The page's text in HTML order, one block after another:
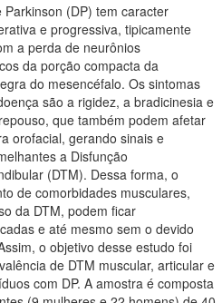
Parkinson (DP) tem caracter
e progressiva, tipicamente
a perda de neurônios
da porção compacta da
do mesencéfalo. Os sintomas
são a rigidez, a bradicinesia e
que também podem afetar
orofacial, gerando sinais e
a Disfunção
(DTM). Dessa forma, o
de comorbidades musculares,
da DTM, podem ficar
e até mesmo sem o devido
o objetivo desse estudo foi
de DTM muscular, articular e
com DP. A amostra é composta